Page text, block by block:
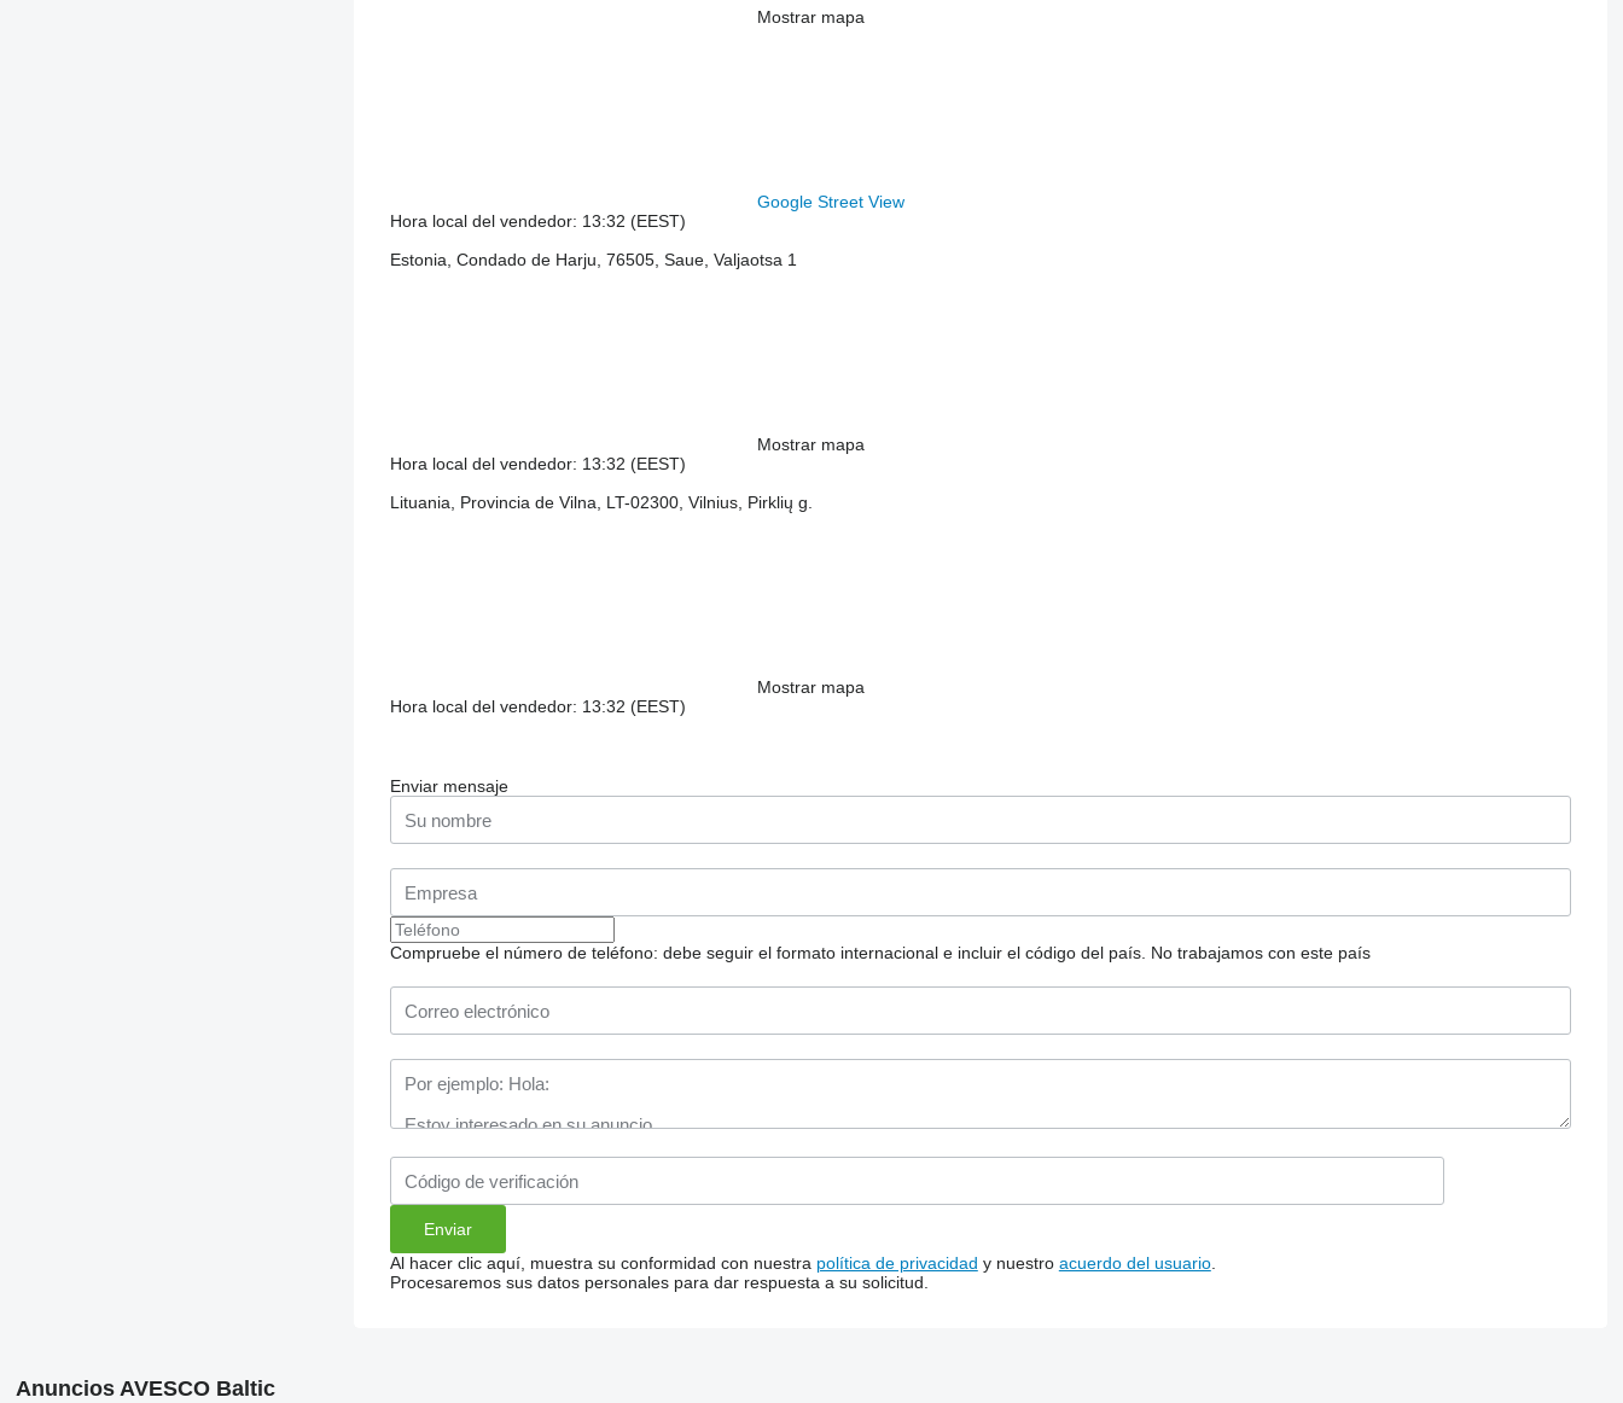
Mostrar mapa
Google Street View
Hora local del vendedor: 13:32 (EEST)
Estonia, Condado de Harju, 76505, Saue, Valjaotsa 1
Mostrar mapa
Hora local del vendedor: 13:32 (EEST)
Lituania, Provincia de Vilna, LT-02300, Vilnius, Pirklių g.
Mostrar mapa
Hora local del vendedor: 13:32 (EEST)
Enviar mensaje
Compruebe el número de teléfono: debe seguir el formato internacional e incluir el código del país. No trabajamos con este país
Al hacer clic aquí, muestra su conformidad con nuestra política de privacidad y nuestro acuerdo del usuario.
Procesaremos sus datos personales para dar respuesta a su solicitud.
Anuncios AVESCO Baltic